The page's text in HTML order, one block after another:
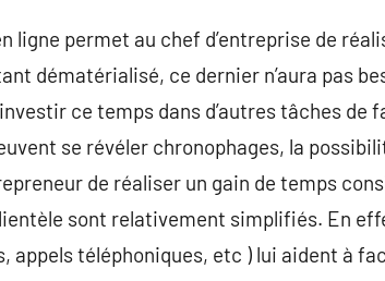
ligne permet au chef d’entreprise de
dématérialisé, ce dernier n’aura pas
ce temps dans d’autres tâches de
se révéler chronophages, la
de réaliser un gain de temps
sont relativement simplifiés. En
téléphoniques, etc ) lui aident à